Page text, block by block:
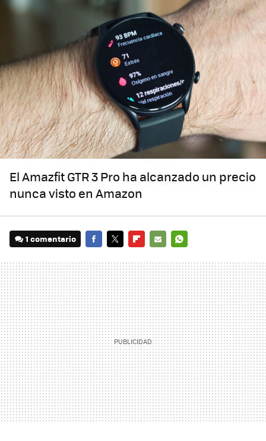
El Amazfit GTR 3 Pro ha alcanzado un precio
nunca visto en Amazon
1 comentario
MAIL